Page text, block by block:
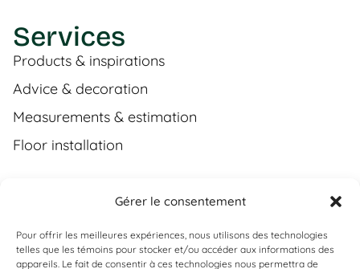
Gérer le consentement
Pour offrir les meilleures expériences, nous utilisons des technologies
telles que les témoins pour stocker et/ou accéder aux informations des
appareils. Le fait de consentir à ces technologies nous permettra de
Services
Products & inspirations
Advice & decoration
Measurements & estimation
Floor installation
Contact
(450) 373-0548